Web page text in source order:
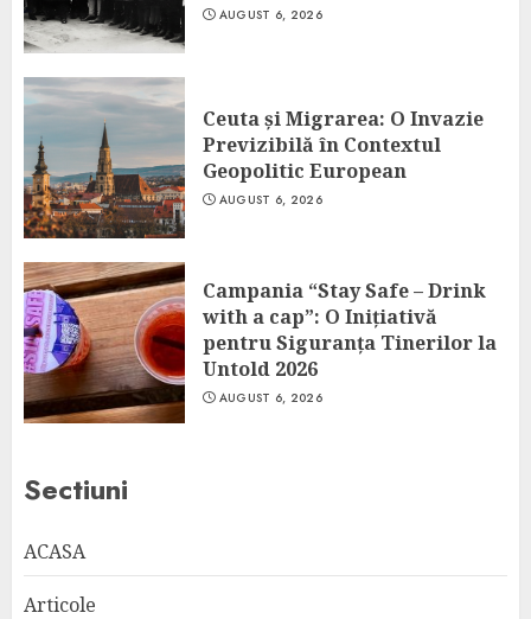
AUGUST 6, 2026
Ceuta și Migrarea: O Invazie
Previzibilă în Contextul
Geopolitic European
AUGUST 6, 2026
Campania “Stay Safe – Drink
with a cap”: O Inițiativă
pentru Siguranța Tinerilor la
Untold 2026
AUGUST 6, 2026
Sectiuni
ACASA
Articole